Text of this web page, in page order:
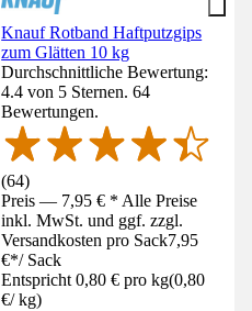
Knauf Rotband Haftputzgips
zum Glätten 10 kg
Durchschnittliche Bewertung:
4.4 von 5 Sternen. 64
Bewertungen.
(64)
Preis — 7,95 € * Alle Preise
inkl. MwSt. und ggf. zzgl.
Versandkosten pro Sack7,95
€*/ Sack
Entspricht 0,80 € pro kg(0,80
€/ kg)